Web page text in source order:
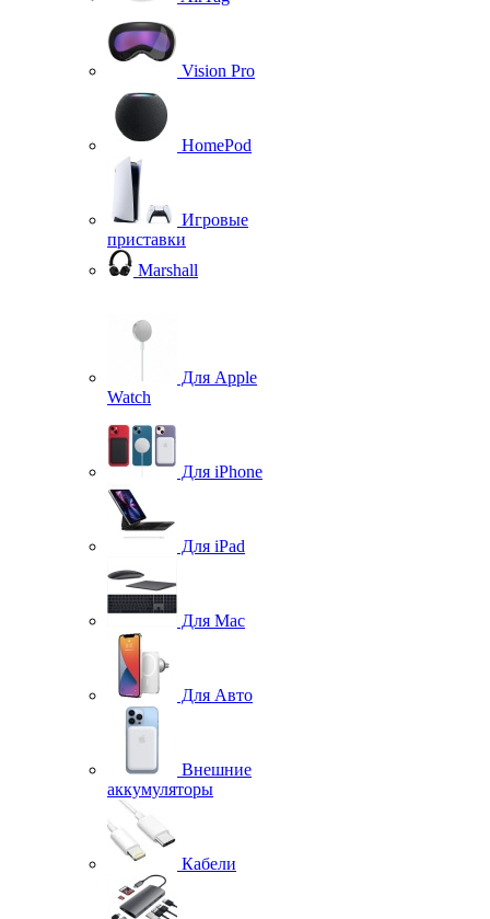
Vision Pro
HomePod
Игровые
приставки
Marshall
Для Apple
Watch
Для iPhone
Для iPad
Для Mac
Для Авто
Внешние
аккумуляторы
Кабели